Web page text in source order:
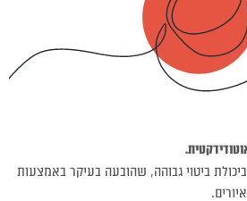
ביטוי גבוהה, שהובעה בעיקר באמצעות